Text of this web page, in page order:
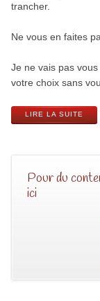
trancher.
Ne vous en faites
Je ne vais pas
votre choix sans
LIRE LA SUITE
Pour du
ici